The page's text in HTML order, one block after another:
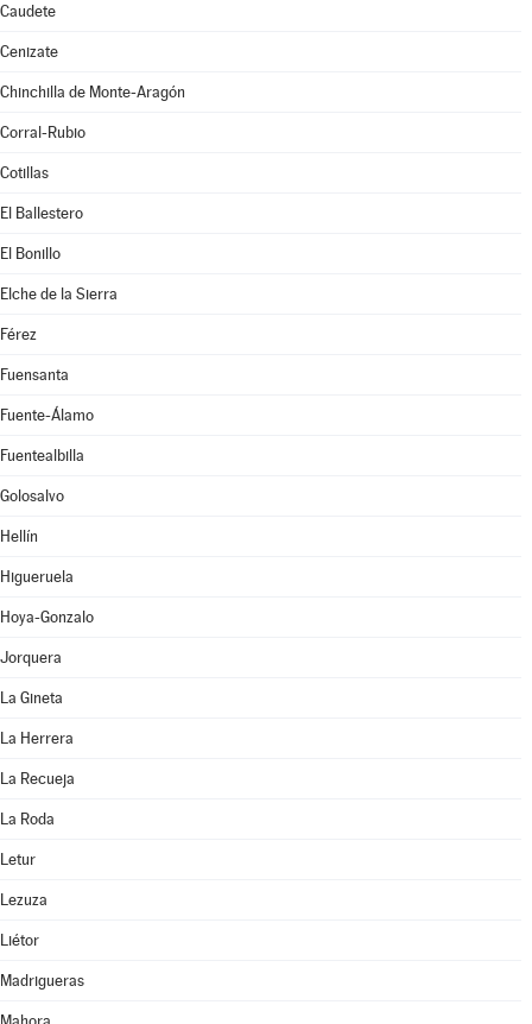
Caudete
Cenizate
Chinchilla de Monte-Aragón
Corral-Rubio
Cotillas
El Ballestero
El Bonillo
Elche de la Sierra
Férez
Fuensanta
Fuente-Álamo
Fuentealbilla
Golosalvo
Hellín
Higueruela
Hoya-Gonzalo
Jorquera
La Gineta
La Herrera
La Recueja
La Roda
Letur
Lezuza
Liétor
Madrigueras